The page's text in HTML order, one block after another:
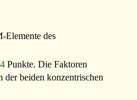
Elemente des
4 Punkte. Die Faktoren
der beiden konzentrischen